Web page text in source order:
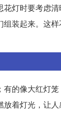
灯时要考虑
装起来。这
的像大红灯
着灯光，让